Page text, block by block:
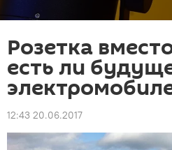
Розетка
есть ли
12:43 20.06.2017